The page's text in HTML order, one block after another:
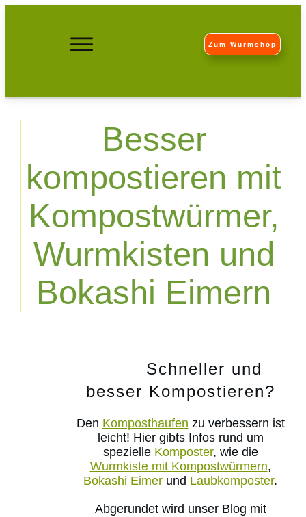
Zum Wurmshop
Besser
kompostieren mit
Kompostwürmer,
Wurmkisten und
Bokashi Eimern
Schneller und
besser Kompostieren?
Den Komposthaufen zu verbessern ist
leicht! Hier gibts Infos rund um
spezielle Komposter, wie die
Wurmkiste mit Kompostwürmern,
Bokashi Eimer und Laubkomposter.
Abgerundet wird unser Blog mit